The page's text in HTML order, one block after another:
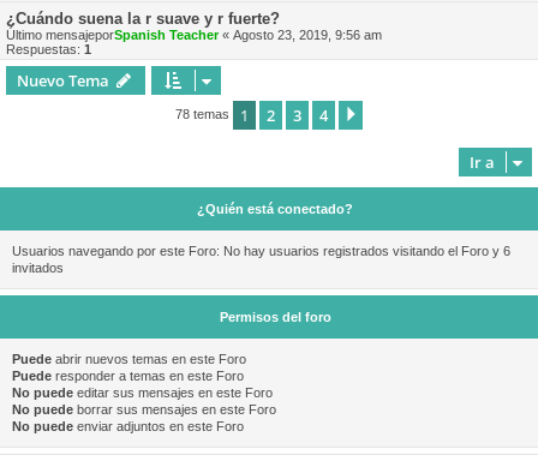
¿Cuándo suena la r suave y r fuerte?
Último mensajeporSpanish Teacher« Agosto 23, 2019, 9:56 am
Respuestas: 1
Nuevo Tema
78 temas 1 2 3 4
Ir a
¿Quién está conectado?
Usuarios navegando por este Foro: No hay usuarios registrados visitando el Foro y 6
invitados
Permisos del foro
Puede abrir nuevos temas en este Foro
Puede responder a temas en este Foro
No puede editar sus mensajes en este Foro
No puede borrar sus mensajes en este Foro
No puede enviar adjuntos en este Foro